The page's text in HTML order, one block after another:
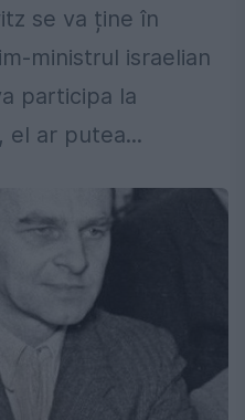
se va ține în
ministrul israelian
participa la
el ar putea...